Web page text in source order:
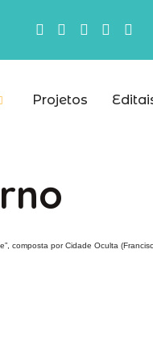
Projetos
por Cidade Oculta